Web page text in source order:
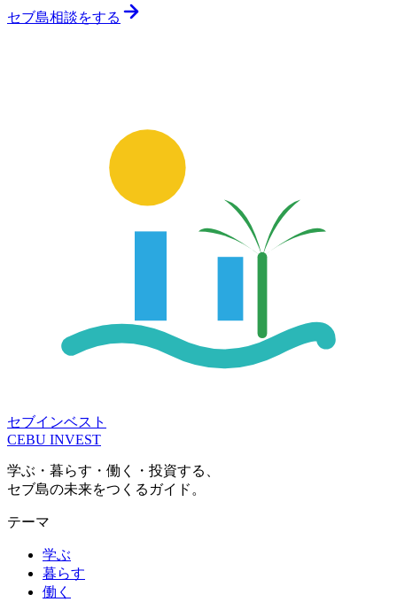
セブ島相談をする
セブインベスト
CEBU INVEST
学ぶ・暮らす・働く・投資する、
セブ島の未来をつくるガイド。
テーマ
学ぶ
暮らす
働く